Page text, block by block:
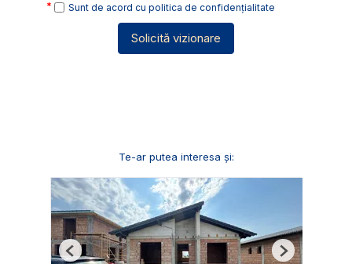
Sunt de acord cu politica de confidențialitate
Solicită vizionare
Te-ar putea interesa și:
Previous Next